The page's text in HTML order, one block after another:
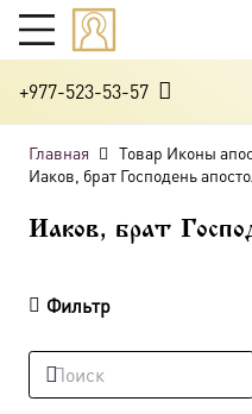
+977-523-53-57
Главная
Товар Иконы
Иаков, брат Господень
Иаков, брат
Фильтр